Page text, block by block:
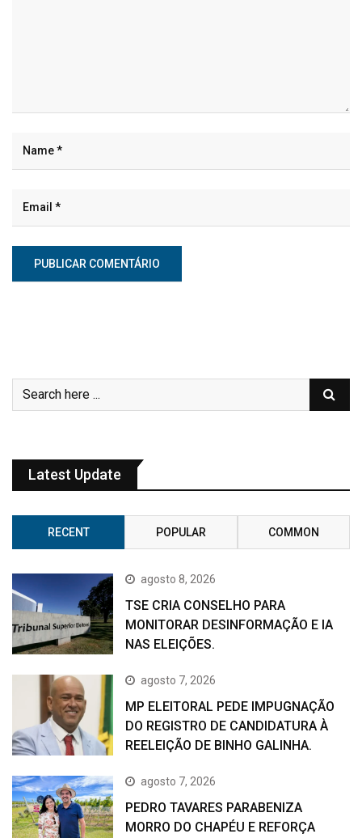
Latest Update
RECENT POPULAR COMMON
agosto 8, 2026
TSE CRIA CONSELHO PARA
MONITORAR DESINFORMAÇÃO E IA
NAS ELEIÇÕES.
agosto 7, 2026
MP ELEITORAL PEDE IMPUGNAÇÃO
DO REGISTRO DE CANDIDATURA À
REELEIÇÃO DE BINHO GALINHA.
agosto 7, 2026
PEDRO TAVARES PARABENIZA
MORRO DO CHAPÉU E REFORÇA